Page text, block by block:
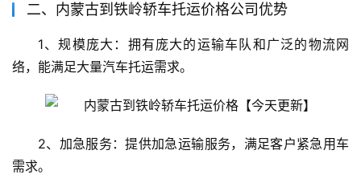
二、内蒙古到铁岭轿车托运价格公司优势
1、规模庞大：拥有庞大的运输车队和广泛的物流网
络，能满足大量汽车托运需求。
2、加急服务：提供加急运输服务，满足客户紧急用车
需求。